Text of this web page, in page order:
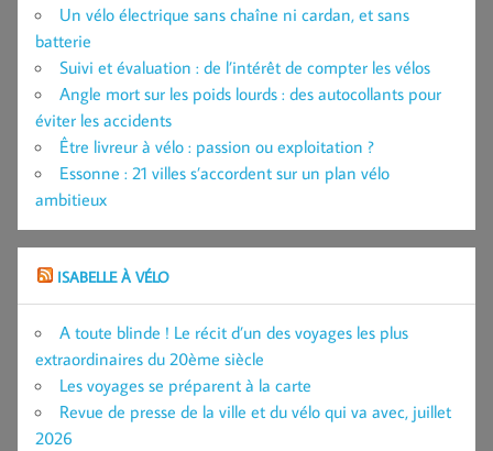
Un vélo électrique sans chaîne ni cardan, et sans
batterie
Suivi et évaluation : de l’intérêt de compter les vélos
Angle mort sur les poids lourds : des autocollants pour
éviter les accidents
Être livreur à vélo : passion ou exploitation ?
Essonne : 21 villes s’accordent sur un plan vélo
ambitieux
ISABELLE À VÉLO
A toute blinde ! Le récit d’un des voyages les plus
extraordinaires du 20ème siècle
Les voyages se préparent à la carte
Revue de presse de la ville et du vélo qui va avec, juillet
2026